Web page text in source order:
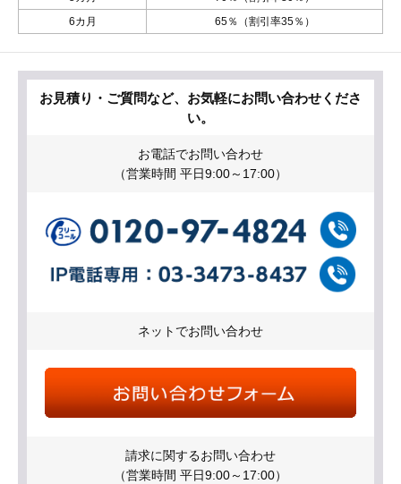
6カ月
65％（割引率35％）
お見積り・ご質問など、お気軽にお問い合わせくださ
い。
お電話でお問い合わせ
（営業時間 平日9:00～17:00）
ネットでお問い合わせ
請求に関するお問い合わせ
（営業時間 平日9:00～17:00）